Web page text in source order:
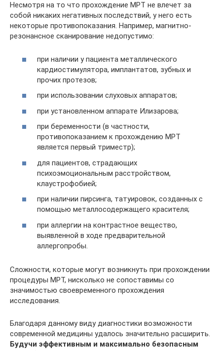
Несмотря на то что прохождение МРТ не влечет за
собой никаких негативных последствий, у него есть
некоторые противопоказания. Например, магнитно-
резонансное сканирование недопустимо:
при наличии у пациента металлического
кардиостимулятора, имплантатов, зубных и
прочих протезов;
при использовании слуховых аппаратов;
при установленном аппарате Илизарова;
при беременности (в частности,
противопоказанием к прохождению МРТ
является первый триместр);
для пациентов, страдающих
психоэмоциональным расстройством,
клаустрофобией;
при наличии пирсинга, татуировок, созданных с
помощью металлосодержащего красителя;
при аллергии на контрастное вещество,
выявленной в ходе предварительной
аллергопробы.
Сложности, которые могут возникнуть при прохождении
процедуры МРТ, нисколько не сопоставимы со
значимостью своевременного прохождения
исследования.
Благодаря данному виду диагностики возможности
современной медицины удалось значительно расширить.
Будучи эффективным и максимально безопасным